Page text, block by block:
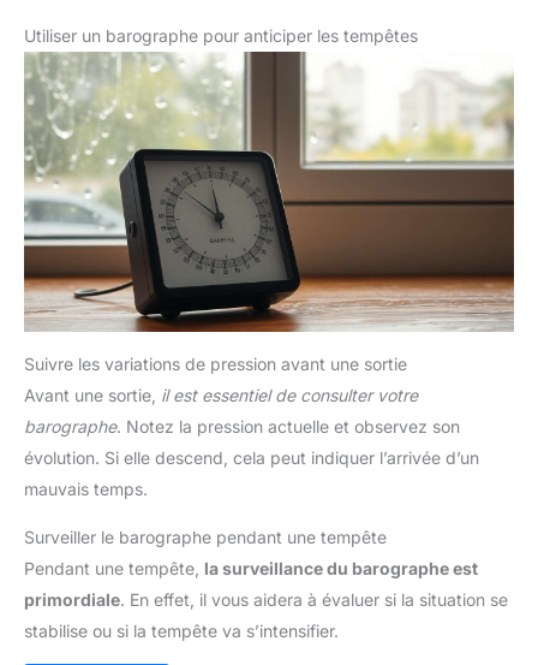
Utiliser un barographe pour anticiper les tempêtes
Suivre les variations de pression avant une sortie
Avant une sortie, il est essentiel de consulter votre
barographe. Notez la pression actuelle et observez son
évolution. Si elle descend, cela peut indiquer l’arrivée d’un
mauvais temps.
Surveiller le barographe pendant une tempête
Pendant une tempête, la surveillance du barographe est
primordiale. En effet, il vous aidera à évaluer si la situation se
stabilise ou si la tempête va s’intensifier.